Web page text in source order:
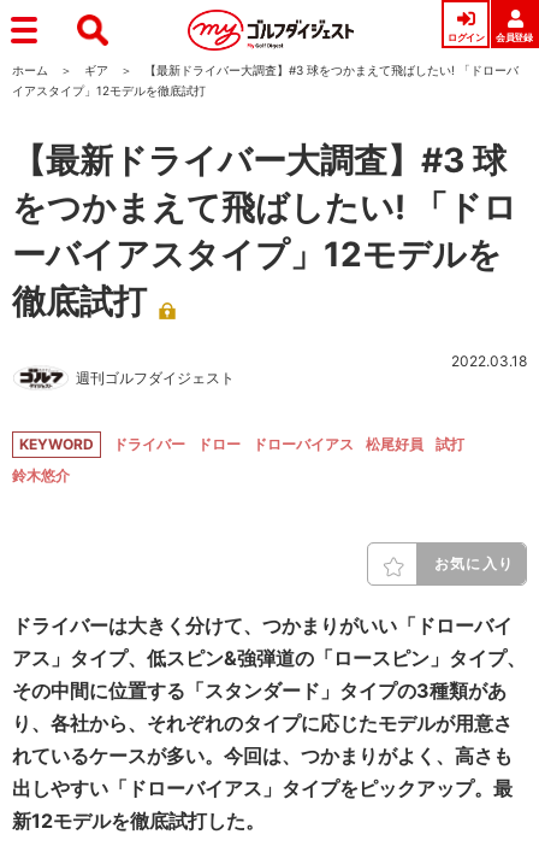
ログイン 会員登録
ホーム ギア
【最新ドライバー大調査】#3 球をつかまえて飛ばしたい! 「ドローバ
イアスタイプ」12モデルを徹底試打
【最新ドライバー大調査】#3 球
をつかまえて飛ばしたい! 「ドロ
ーバイアスタイプ」12モデルを
徹底試打
週刊ゴルフダイジェスト
2022.03.18
KEYWORD ドライバー ドロー ドローバイアス 松尾好員
試打
鈴木悠介
お気に入り
ドライバーは大きく分けて、つかまりがいい「ドローバイ
アス」タイプ、低スピン&強弾道の「ロースピン」タイプ、
その中間に位置する「スタンダード」タイプの3種類があ
り、各社から、それぞれのタイプに応じたモデルが用意さ
れているケースが多い。今回は、つかまりがよく、高さも
出しやすい「ドローバイアス」タイプをピックアップ。最
新12モデルを徹底試打した。